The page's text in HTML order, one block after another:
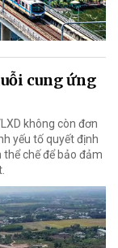
cung ứng
không còn đơn
yếu tố quyết định
chế để bảo đảm